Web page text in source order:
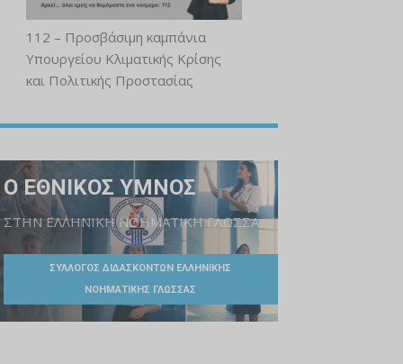
112 – Προσβάσιμη καμπάνια
Υπουργείου Κλιματικής Κρίσης
και Πολιτικής Προστασίας
Ο ΕΘΝΙΚΟΣ ΥΜΝΟΣ
ΣΤΗΝ ΕΛΛΗΝΙΚΗ ΝΟΗΜΑΤΙΚΗ ΓΛΩΣΣΑ
ΣΥΛΛΟΓΟΣ ΔΙΔΑΣΚΟΝΤΩΝ ΕΛΛΗΝΙΚΗΣ
ΝΟΗΜΑΤΙΚΗΣ ΓΛΩΣΣΑΣ